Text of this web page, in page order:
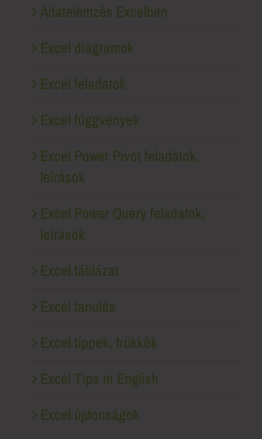
Adatelemzés Excelben
Excel diagramok
Excel feladatok
Excel függvények
Excel Power Pivot feladatok,
leírások
Excel Power Query feladatok,
leírások
Excel táblázat
Excel tanulás
Excel tippek, trükkök
Excel Tips in English
Excel újdonságok